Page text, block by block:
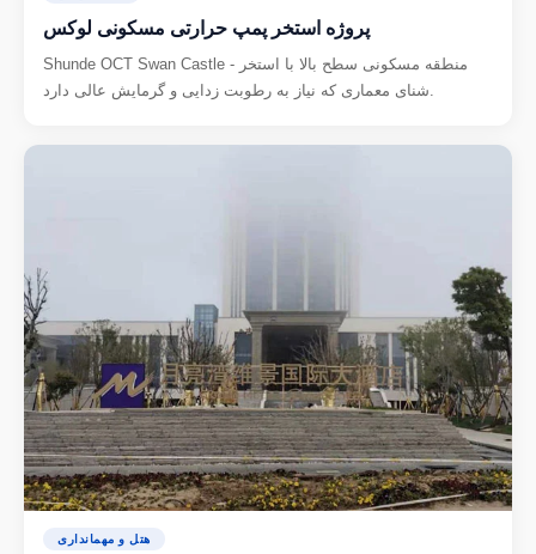
پروژه استخر پمپ حرارتی مسکونی لوکس
Shunde OCT Swan Castle - منطقه مسکونی سطح بالا با استخر
هتل و مهمانداری